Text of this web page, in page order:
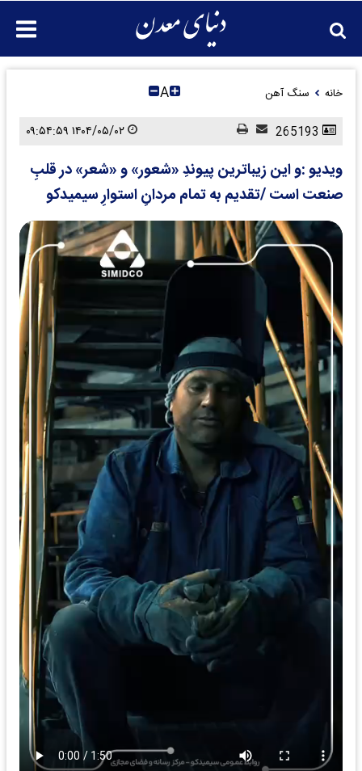
خانه سنگ آهن A
ویدیو :و این زیباترین پیوندِ «شعور» و «شعر» در قلبِ
صنعت است /تقدیم به تمام مردانِ استوارِ سیمیدکو